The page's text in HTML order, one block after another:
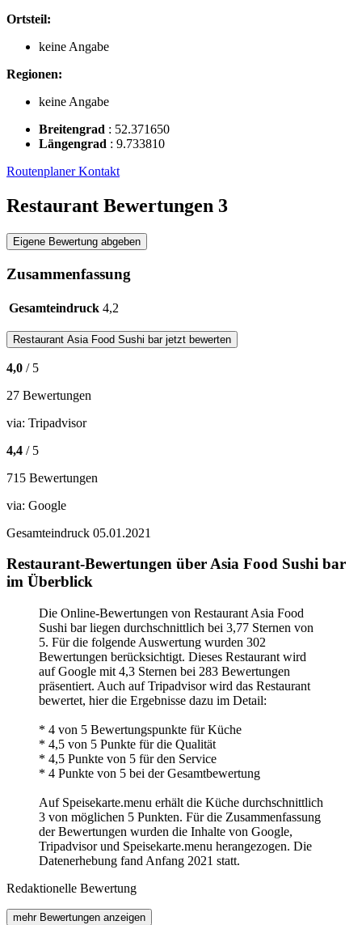
Ortsteil:
keine Angabe
Regionen:
keine Angabe
Breitengrad : 52.371650
Längengrad : 9.733810
RoutenplanerKontakt
Restaurant Bewertungen 3
Eigene Bewertung abgeben
Zusammenfassung
Gesamteindruck 4,2
Restaurant Asia Food Sushi barjetzt bewerten
4,0 / 5
27 Bewertungen
via: Tripadvisor
4,4 / 5
715 Bewertungen
via: Google
Gesamteindruck 05.01.2021
Restaurant-Bewertungen über Asia Food Sushi bar
im Überblick
Die Online-Bewertungen von Restaurant Asia Food
Sushi bar liegen durchschnittlich bei 3,77 Sternen von
5. Für die folgende Auswertung wurden 302
Bewertungen berücksichtigt. Dieses Restaurant wird
auf Google mit 4,3 Sternen bei 283 Bewertungen
präsentiert. Auch auf Tripadvisor wird das Restaurant
bewertet, hier die Ergebnisse dazu im Detail:
* 4 von 5 Bewertungspunkte für Küche
* 4,5 von 5 Punkte für die Qualität
* 4,5 Punkte von 5 für den Service
* 4 Punkte von 5 bei der Gesamtbewertung
Auf Speisekarte.menu erhält die Küche durchschnittlich
3 von möglichen 5 Punkten. Für die Zusammenfassung
der Bewertungen wurden die Inhalte von Google,
Tripadvisor und Speisekarte.menu herangezogen. Die
Datenerhebung fand Anfang 2021 statt.
Redaktionelle Bewertung
mehr Bewertungen anzeigen